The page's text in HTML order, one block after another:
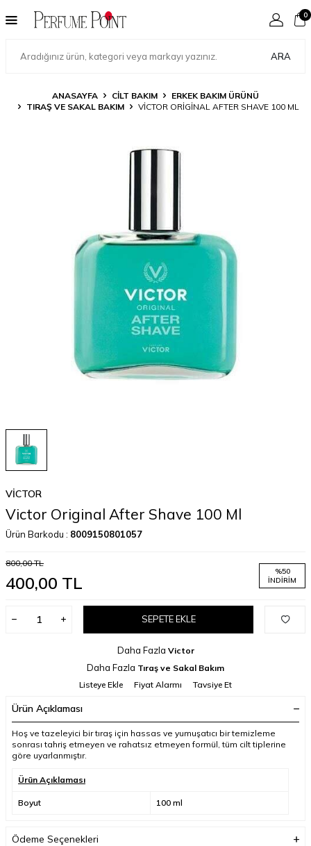
ARA
0
ANASAYFA CILT BAKIM
ERKEK BAKIM ÜRÜNÜ
TIRAŞ VE SAKAL BAKIM
VICTOR ORIGINAL AFTER SHAVE 100 ML
VICTOR
Victor Original After Shave 100 Ml
Ürün Barkodu : 8009150801057
800,00TL
400,00 TL
%50
İNDIRIM
SEPETE EKLE
Daha Fazla Victor
Daha Fazla Tıraş ve Sakal Bakım
Listeye Ekle
Fiyat Alarmı Tavsiye Et
Ürün Açıklaması
Hoş ve tazeleyici bir tıraş için hassas ve yumuşatıcı bir temizleme
sonrası tahriş etmeyen ve rahatsız etmeyen formül, tüm cilt tiplerine
göre uyarlanmıştır.
Ürün Açıklaması
Boyut 100 ml
Ödeme Seçenekleri